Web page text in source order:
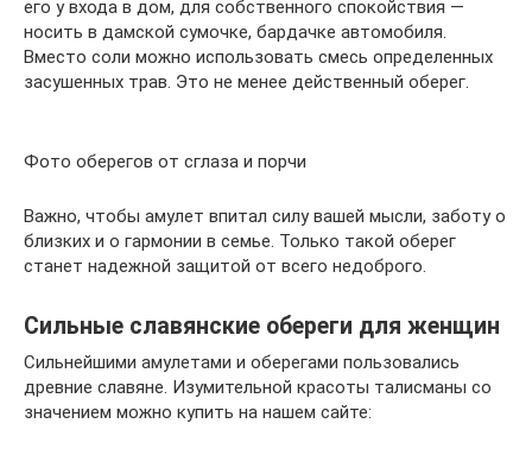
его у входа в дом, для собственного спокойствия —
носить в дамской сумочке, бардачке автомобиля.
Вместо соли можно использовать смесь определенных
засушенных трав. Это не менее действенный оберег.
Фото оберегов от сглаза и порчи
Важно, чтобы амулет впитал силу вашей мысли, заботу о
близких и о гармонии в семье. Только такой оберег
станет надежной защитой от всего недоброго.
Сильные славянские обереги для женщин
Сильнейшими амулетами и оберегами пользовались
древние славяне. Изумительной красоты талисманы со
значением можно купить на нашем сайте: